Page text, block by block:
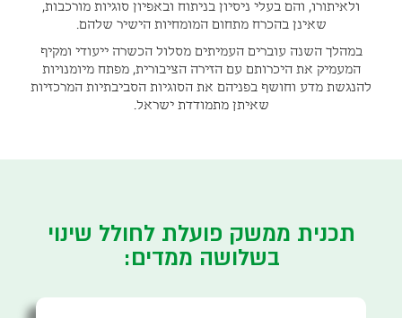
ולאיתורו, והם בעלי ניסיון בניתוח ובאפיון סוגיות מורכבות,
שאינן בהכרח מתחום המומחיות הישיר שלהם.
במהלך השנה עוברים העמיתים מסלול הכשרה ייעודי ומקיף
המעמיק את היכרותם עם הזירה הציבורית, מפתח מיומנויות
להנגשת מדע וחושף בפניהם את הסוגיות הסביבתיות המרכזיות
שאיתן מתמודדת ישראל.
תכנית ממשק פועלת לחולל שינוי
בשלושה ממדים: